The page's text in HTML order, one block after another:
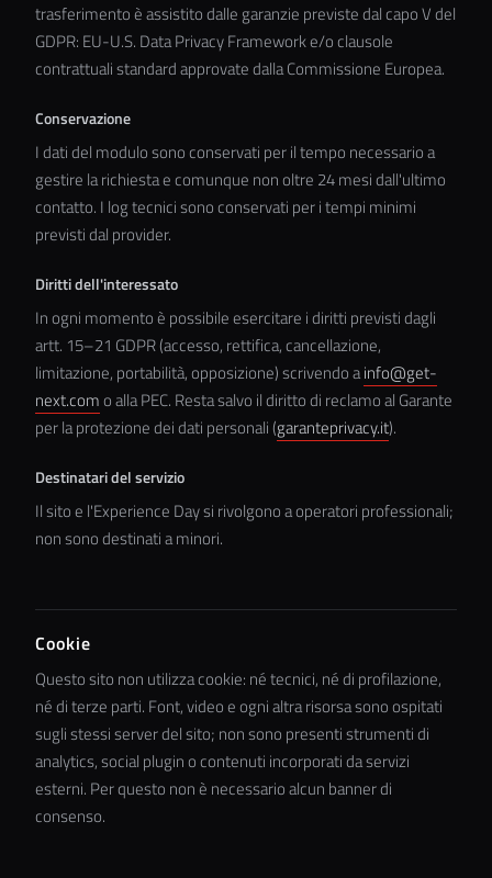
trasferimento è assistito dalle garanzie previste dal capo V del
GDPR: EU-U.S. Data Privacy Framework e/o clausole
contrattuali standard approvate dalla Commissione Europea.
Conservazione
I dati del modulo sono conservati per il tempo necessario a
gestire la richiesta e comunque non oltre 24 mesi dall'ultimo
contatto. I log tecnici sono conservati per i tempi minimi
previsti dal provider.
Diritti dell'interessato
In ogni momento è possibile esercitare i diritti previsti dagli
artt. 15–21 GDPR (accesso, rettifica, cancellazione,
limitazione, portabilità, opposizione) scrivendo ainfo@get-
next.como alla PEC. Resta salvo il diritto di reclamo al Garante
per la protezione dei dati personali (garanteprivacy.it).
Destinatari del servizio
Il sito e l'Experience Day si rivolgono a operatori professionali;
non sono destinati a minori.
Cookie
Questo sito non utilizza cookie: né tecnici, né di profilazione,
né di terze parti. Font, video e ogni altra risorsa sono ospitati
sugli stessi server del sito; non sono presenti strumenti di
analytics, social plugin o contenuti incorporati da servizi
esterni. Per questo non è necessario alcun banner di
consenso.